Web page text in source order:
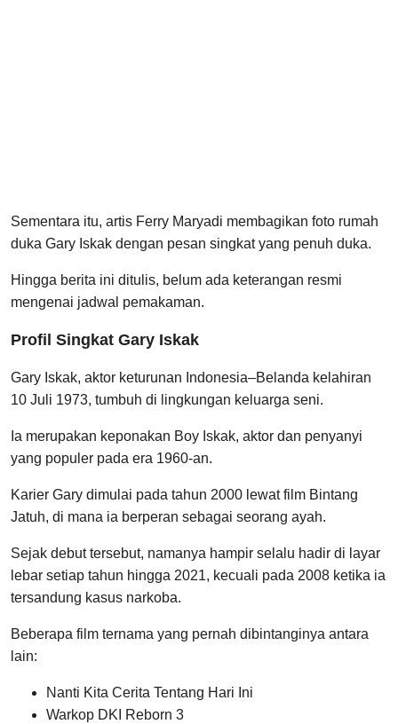
Sementara itu, artis Ferry Maryadi membagikan foto rumah
duka Gary Iskak dengan pesan singkat yang penuh duka.
Hingga berita ini ditulis, belum ada keterangan resmi
mengenai jadwal pemakaman.
Profil Singkat Gary Iskak
Gary Iskak, aktor keturunan Indonesia–Belanda kelahiran
10 Juli 1973, tumbuh di lingkungan keluarga seni.
Ia merupakan keponakan Boy Iskak, aktor dan penyanyi
yang populer pada era 1960-an.
Karier Gary dimulai pada tahun 2000 lewat film Bintang
Jatuh, di mana ia berperan sebagai seorang ayah.
Sejak debut tersebut, namanya hampir selalu hadir di layar
lebar setiap tahun hingga 2021, kecuali pada 2008 ketika ia
tersandung kasus narkoba.
Beberapa film ternama yang pernah dibintanginya antara
lain:
Nanti Kita Cerita Tentang Hari Ini
Warkop DKI Reborn 3